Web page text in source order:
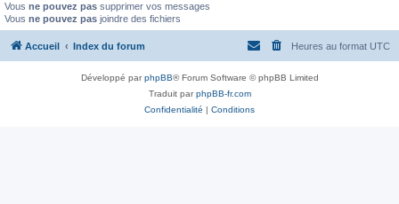
Vous ne pouvez pas supprimer vos messages
Vous ne pouvez pas joindre des fichiers
Accueil Index du forum Heures au format UTC
Développé parphpBB® Forum Software © phpBB Limited
Traduit parphpBB-fr.com
Confidentialité | Conditions